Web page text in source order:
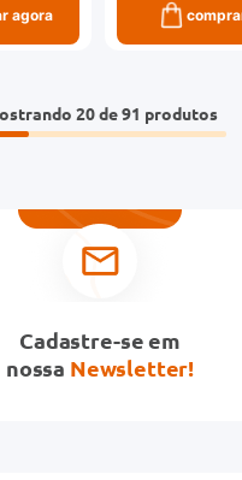
agora
20 de 91
Cadastre-se em
nossa Newsletter!